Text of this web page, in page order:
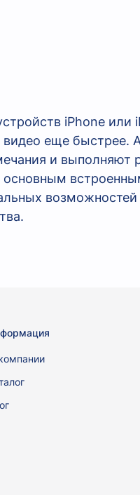
iPhone или
видео еще быстрее.
и выполняют
основным
возможностей